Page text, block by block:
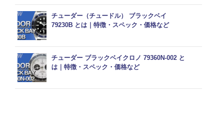
チューダー（チュードル） ブラックベイ
79230B とは｜特徴・スペック・価格など
チューダー ブラックベイクロノ 79360N-002 と
は｜特徴・スペック・価格など